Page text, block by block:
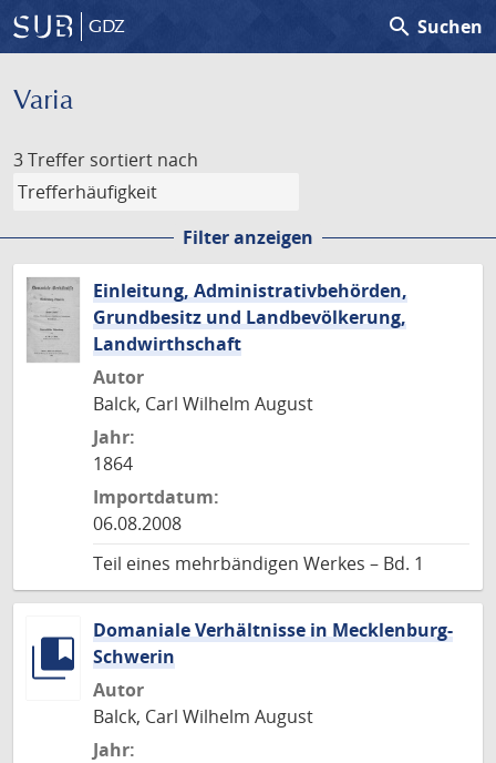
GDZ search Suchen
Varia
3 Treffer sortiert nach
Filter anzeigen
Einleitung, Administrativbehörden,
Grundbesitz und Landbevölkerung,
Landwirthschaft
Autor
Balck, Carl Wilhelm August
Jahr:
1864
Importdatum:
06.08.2008
Teil eines mehrbändigen Werkes – Bd. 1
Domaniale Verhältnisse in Mecklenburg-
Schwerin
Autor
Balck, Carl Wilhelm August
Jahr: